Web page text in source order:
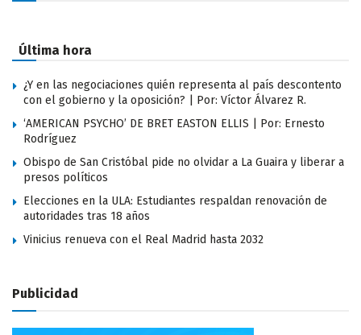
Última hora
¿Y en las negociaciones quién representa al país descontento
con el gobierno y la oposición? | Por: Víctor Álvarez R.
‘AMERICAN PSYCHO’ DE BRET EASTON ELLIS | Por: Ernesto
Rodríguez
Obispo de San Cristóbal pide no olvidar a La Guaira y liberar a
presos políticos
Elecciones en la ULA: Estudiantes respaldan renovación de
autoridades tras 18 años
Vinicius renueva con el Real Madrid hasta 2032
Publicidad